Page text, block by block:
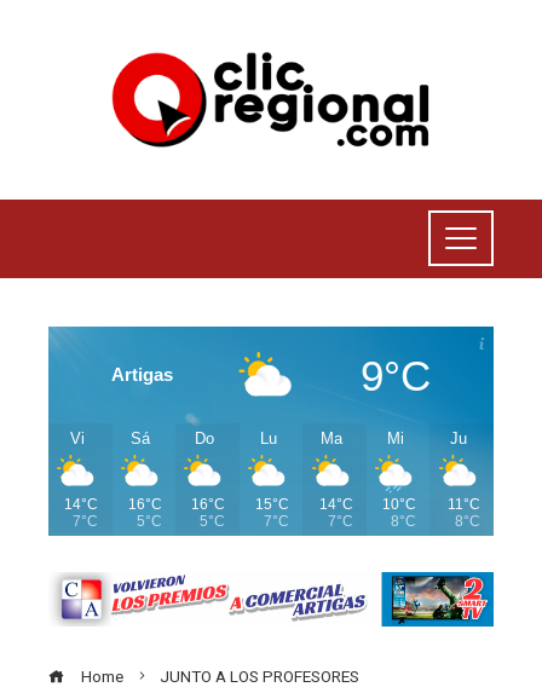
Artigas 9°C
Vi
14°C
7°C
Sá
16°C
5°C
Do
16°C
5°C
Lu
15°C
7°C
Ma
14°C
7°C
Mi
10°C
8°C
Ju
11°C
8°C
Home JUNTO A LOS PROFESORES